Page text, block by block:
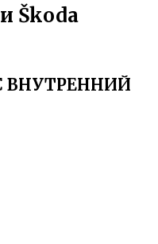
Škoda
ВНУТРЕННИЙ